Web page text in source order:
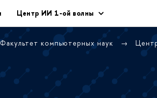
Центр ИИ 1-ой волны
Факультет компьютерных наук